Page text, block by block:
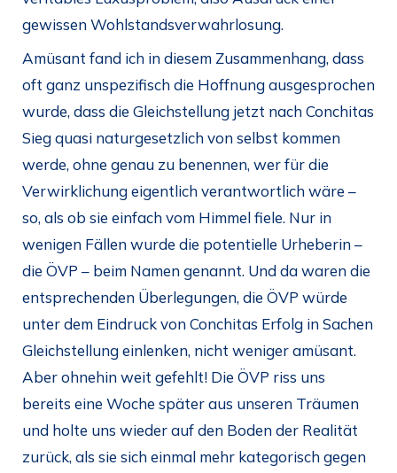
gewissen Wohlstandsverwahrlosung.
Amüsant fand ich in diesem Zusammenhang, dass
oft ganz unspezifisch die Hoffnung ausgesprochen
wurde, dass die Gleichstellung jetzt nach Conchitas
Sieg quasi naturgesetzlich von selbst kommen
werde, ohne genau zu benennen, wer für die
Verwirklichung eigentlich verantwortlich wäre –
so, als ob sie einfach vom Himmel fiele. Nur in
wenigen Fällen wurde die potentielle Urheberin –
die ÖVP – beim Namen genannt. Und da waren die
entsprechenden Überlegungen, die ÖVP würde
unter dem Eindruck von Conchitas Erfolg in Sachen
Gleichstellung einlenken, nicht weniger amüsant.
Aber ohnehin weit gefehlt! Die ÖVP riss uns
bereits eine Woche später aus unseren Träumen
und holte uns wieder auf den Boden der Realität
zurück, als sie sich einmal mehr kategorisch gegen